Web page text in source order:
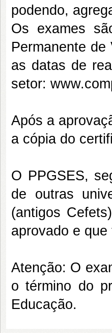
podendo,
Os exames
Permanente
as datas de
setor:
Após a
a cópia do
O PPGSES,
de outras
(antigos
aprovado e
Atenção: O
o término do
Educação.